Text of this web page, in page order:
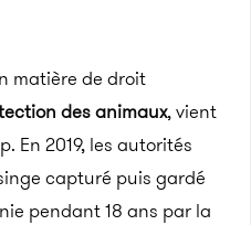
matière de droit
des animaux, vient
En 2019, les autorités
capturé puis gardé
pendant 18 ans par la